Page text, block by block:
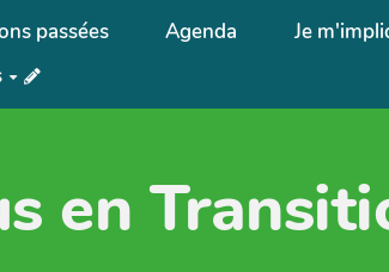
passées Agenda
Je
en